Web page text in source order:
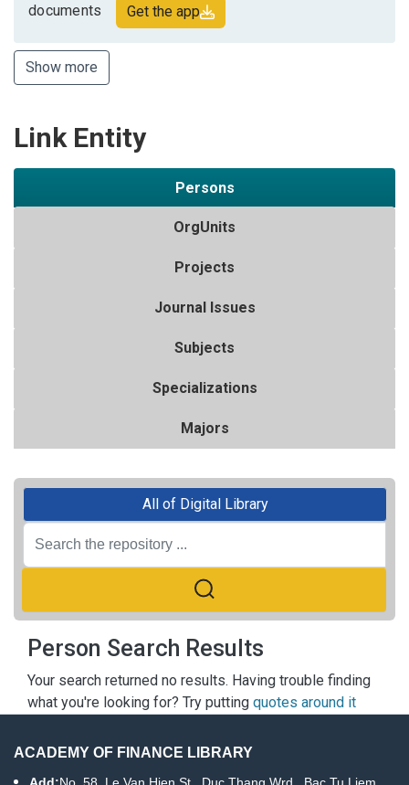
documents
Get the app
Show more
Link Entity
Persons
OrgUnits
Projects
Journal Issues
Subjects
Specializations
Majors
All of Digital Library
Person Search Results
Your search returned no results. Having trouble finding
what you're looking for? Try putting quotes around it
ACADEMY OF FINANCE LIBRARY